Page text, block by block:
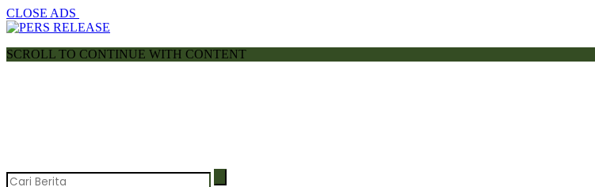
CLOSE ADS
SCROLL TO CONTINUE WITH CONTENT